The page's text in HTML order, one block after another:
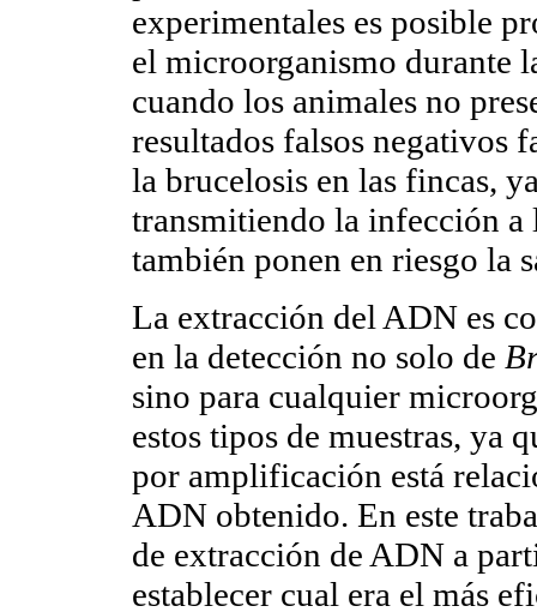
experimentales es posible
el microorganismo durante
cuando los animales no
resultados falsos negativos
la brucelosis en las fincas,
transmitiendo la infección a
también ponen en riesgo la
La extracción del ADN es
en la detección no solo de
sino para cualquier
estos tipos de muestras, ya
por amplificación está
ADN obtenido. En este
de extracción de ADN a
establecer cual era el más